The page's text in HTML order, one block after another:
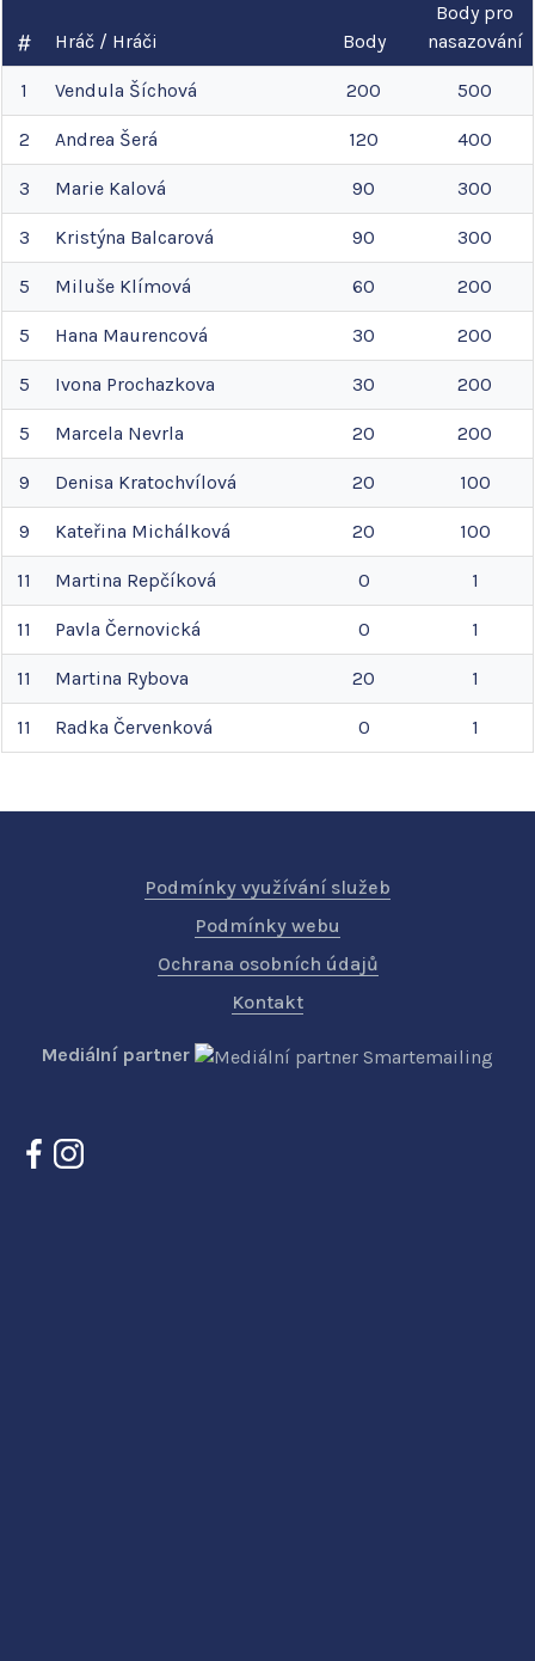
Hráč / Hráči Body
Body pro
nasazování
1 Vendula Šíchová 200 500
2 Andrea Šerá 120 400
3 Marie Kalová 90 300
3 Kristýna Balcarová 90 300
5 Miluše Klímová 60 200
5 Hana Maurencová 30 200
5 Ivona Prochazkova 30 200
5 Marcela Nevrla 20 200
9 Denisa Kratochvílová 20 100
9 Kateřina Michálková 20 100
11 Martina Repčíková 0 1
11 Pavla Černovická 0 1
11 Martina Rybova 20 1
11 Radka Červenková 0 1
Podmínky využívání služeb
Podmínky webu
Ochrana osobních údajů
Kontakt
Mediální partner